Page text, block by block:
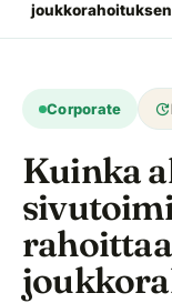
Corporate update
Kuinka